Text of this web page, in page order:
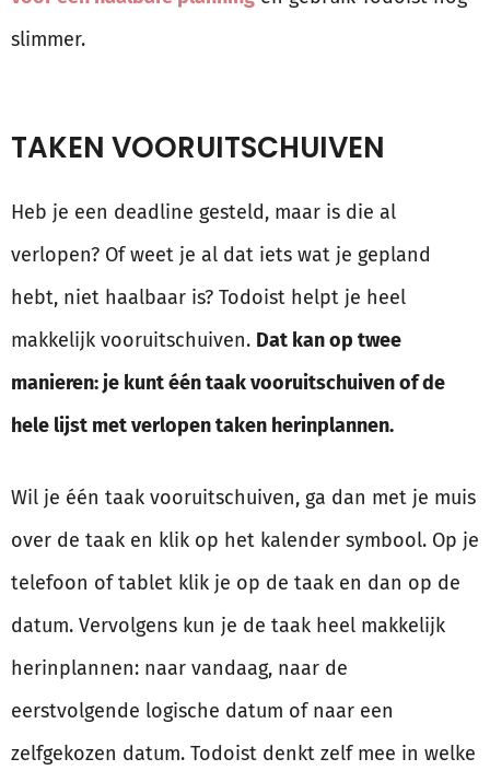
slimmer.
TAKEN VOORUITSCHUIVEN
Heb je een deadline gesteld, maar is die al
verlopen? Of weet je al dat iets wat je gepland
hebt, niet haalbaar is? Todoist helpt je heel
makkelijk vooruitschuiven. Dat kan op twee
manieren: je kunt één taak vooruitschuiven of de
hele lijst met verlopen taken herinplannen.
Wil je één taak vooruitschuiven, ga dan met je muis
over de taak en klik op het kalender symbool. Op je
telefoon of tablet klik je op de taak en dan op de
datum. Vervolgens kun je de taak heel makkelijk
herinplannen: naar vandaag, naar de
eerstvolgende logische datum of naar een
zelfgekozen datum. Todoist denkt zelf mee in welke